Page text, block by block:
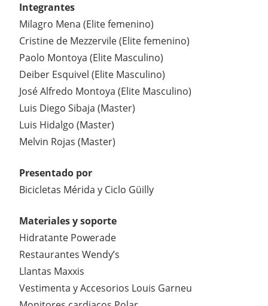
Integrantes
Milagro Mena (Elite femenino)
Cristine de Mezzervile (Elite femenino)
Paolo Montoya (Elite Masculino)
Deiber Esquivel (Elite Masculino)
José Alfredo Montoya (Elite Masculino)
Luis Diego Sibaja (Master)
Luis Hidalgo (Master)
Melvin Rojas (Master)
Presentado por
Bicicletas Mérida y Ciclo Güilly
Materiales y soporte
Hidratante Powerade
Restaurantes Wendy’s
Llantas Maxxis
Vestimenta y Accesorios Louis Garneu